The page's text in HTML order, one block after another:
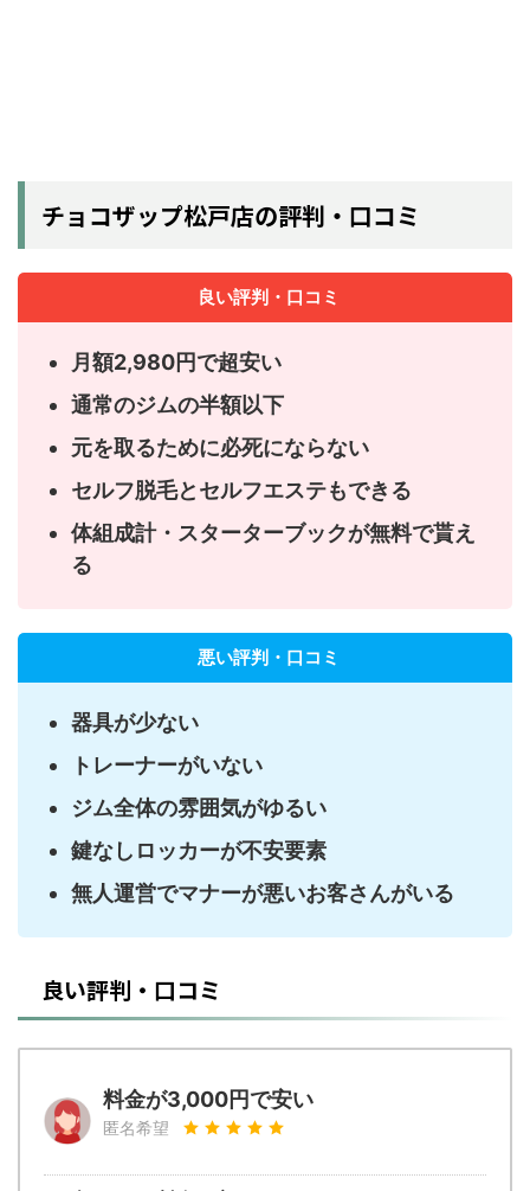
チョコザップ松戸店の評判・口コミ
良い評判・口コミ
月額2,980円で超安い
通常のジムの半額以下
元を取るために必死にならない
セルフ脱毛とセルフエステもできる
体組成計・スターターブックが無料で貰え
る
悪い評判・口コミ
器具が少ない
トレーナーがいない
ジム全体の雰囲気がゆるい
鍵なしロッカーが不安要素
無人運営でマナーが悪いお客さんがいる
良い評判・口コミ
料金が3,000円で安い
匿名希望